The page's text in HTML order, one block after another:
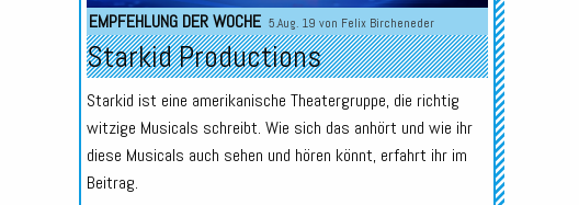
EMPFEHLUNG DER WOCHE 5.Aug. 19 von Felix Bircheneder
Starkid Productions
Starkid ist eine amerikanische Theatergruppe, die richtig
witzige Musicals schreibt. Wie sich das anhört und wie ihr
diese Musicals auch sehen und hören könnt, erfahrt ihr im
Beitrag.